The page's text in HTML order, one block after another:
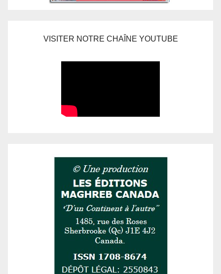
VISITER NOTRE CHAÎNE YOUTUBE